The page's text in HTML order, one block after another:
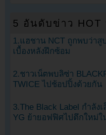
5 อันดับข่าว HOT
1.แฮชาน NCT ถูกพบว่าสู
เบื้องหลังฝึกซ้อม
2.ชาวเน็ตพบลิซ่า
TWICE ไปช้อปปิ้งด้วยกัน
3.The Black Label กำลัง
YG ย้ายอฟฟิศไปตึกใหม่ใ